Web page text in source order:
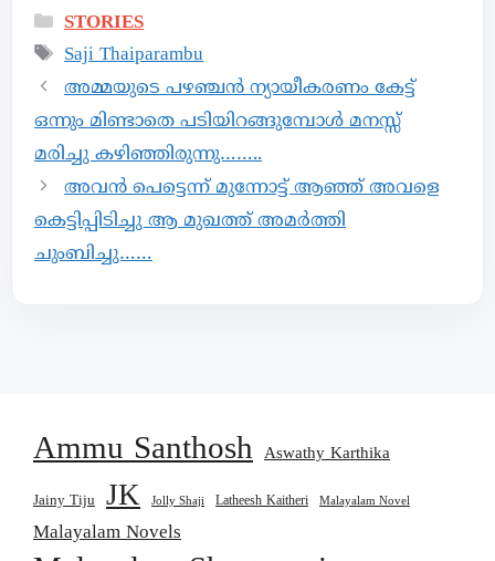
STORIES
Saji Thaiparambu
അമ്മയുടെ പഴഞ്ചൻ ന്യായീകരണം കേട്ട്
ഒന്നും മിണ്ടാതെ പടിയിറങ്ങുമ്പോൾ മനസ്സ്
മരിച്ചു കഴിഞ്ഞിരുന്നു……..
അവൻ പെട്ടെന്ന് മുന്നോട്ട് ആഞ്ഞ് അവളെ
കെട്ടിപ്പിടിച്ചു ആ മുഖത്ത് അമർത്തി
ചുംബിച്ചു……
Ammu Santhosh Aswathy Karthika
Jainy Tiju JK Jolly Shaji Latheesh Kaitheri Malayalam Novel
Malayalam Novels